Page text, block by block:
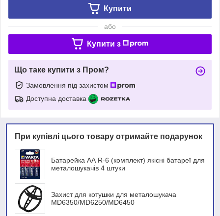
Купити
або
Купити з
Що таке купити з Пром?
Замовлення під захистом
Доступна доставка
При купівлі цього товару отримайте подарунок
Батарейка АА R-6 (комплект) якісні батареї для
металошукачів 4 штуки
Захист для котушки для металошукача
MD6350/MD6250/MD6450